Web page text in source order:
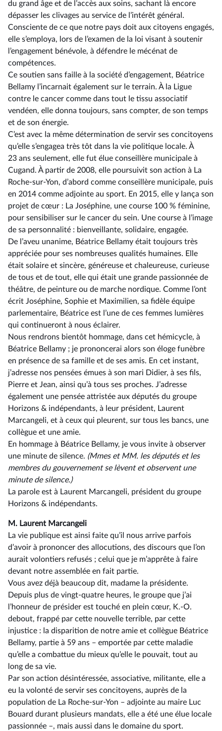
du grand âge et de l’accès aux soins, sachant là encore
dépasser les clivages au service de l’intérêt général.
Consciente de ce que notre pays doit aux citoyens engagés,
elle s’employa, lors de l’examen de la loi visant à soutenir
l’engagement bénévole, à défendre le mécénat de
compétences.
Ce soutien sans faille à la société d’engagement, Béatrice
Bellamy l’incarnait également sur le terrain. À la Ligue
contre le cancer comme dans tout le tissu associatif
vendéen, elle donna toujours, sans compter, de son temps
et de son énergie.
C’est avec la même détermination de servir ses concitoyens
qu’elle s’engagea très tôt dans la vie politique locale. À
23 ans seulement, elle fut élue conseillère municipale à
Cugand. À partir de 2008, elle poursuivit son action à La
Roche-sur-Yon, d’abord comme conseillère municipale, puis
en 2014 comme adjointe au sport. En 2015, elle y lança son
projet de cœur : La Joséphine, une course 100 % féminine,
pour sensibiliser sur le cancer du sein. Une course à l’image
de sa personnalité : bienveillante, solidaire, engagée.
De l’aveu unanime, Béatrice Bellamy était toujours très
appréciée pour ses nombreuses qualités humaines. Elle
était solaire et sincère, généreuse et chaleureuse, curieuse
de tous et de tout, elle qui était une grande passionnée de
théâtre, de peinture ou de marche nordique. Comme l’ont
écrit Joséphine, Sophie et Maximilien, sa fidèle équipe
parlementaire, Béatrice est l’une de ces femmes lumières
qui continueront à nous éclairer.
Nous rendrons bientôt hommage, dans cet hémicycle, à
Béatrice Bellamy ; je prononcerai alors son éloge funèbre
en présence de sa famille et de ses amis. En cet instant,
j’adresse nos pensées émues à son mari Didier, à ses fils,
Pierre et Jean, ainsi qu’à tous ses proches. J’adresse
également une pensée attristée aux députés du groupe
Horizons & indépendants, à leur président, Laurent
Marcangeli, et à ceux qui pleurent, sur tous les bancs, une
collègue et une amie.
En hommage à Béatrice Bellamy, je vous invite à observer
une minute de silence. (Mmes et MM. les députés et les
membres du gouvernement se lèvent et observent une
minute de silence.)
La parole est à Laurent Marcangeli, président du groupe
Horizons & indépendants.
M. Laurent Marcangeli
La vie publique est ainsi faite qu’il nous arrive parfois
d’avoir à prononcer des allocutions, des discours que l’on
aurait volontiers refusés ; celui que je m’apprête à faire
devant notre assemblée en fait partie.
Vous avez déjà beaucoup dit, madame la présidente.
Depuis plus de vingt-quatre heures, le groupe que j’ai
l’honneur de présider est touché en plein cœur, K.-O.
debout, frappé par cette nouvelle terrible, par cette
injustice : la disparition de notre amie et collègue Béatrice
Bellamy, partie à 59 ans –⁠ emportée par cette maladie
qu’elle a combattue du mieux qu’elle le pouvait, tout au
long de sa vie.
Par son action désintéressée, associative, militante, elle a
eu la volonté de servir ses concitoyens, auprès de la
population de La Roche-sur-Yon –⁠ adjointe au maire Luc
Bouard durant plusieurs mandats, elle a été une élue locale
passionnée –, mais aussi dans le domaine du sport.